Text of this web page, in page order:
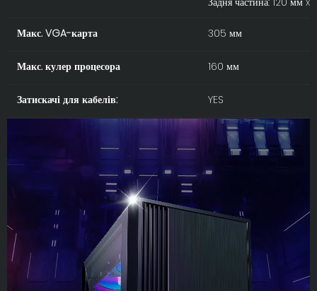
Макс. VGA-карта 305 мм
Макс. кулер процесора 160 мм
Затискачі для кабелів: YES